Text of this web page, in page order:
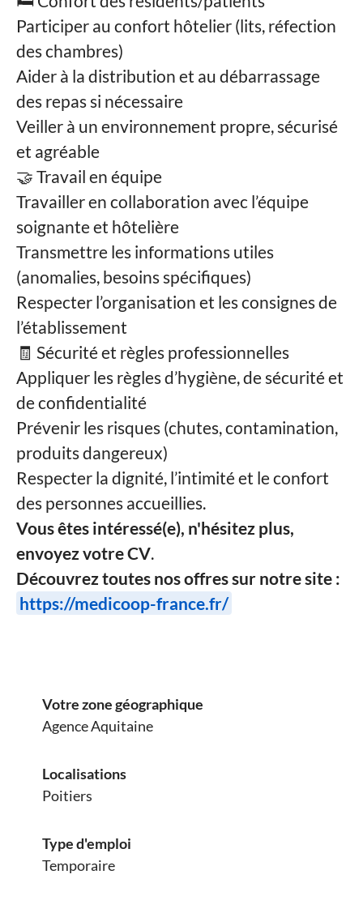
Participer au confort hôtelier (lits, réfection
des chambres)
Aider à la distribution et au débarrassage
des repas si nécessaire
Veiller à un environnement propre, sécurisé
et agréable
🤝 Travail en équipe
Travailler en collaboration avec l’équipe
soignante et hôtelière
Transmettre les informations utiles
(anomalies, besoins spécifiques)
Respecter l’organisation et les consignes de
l’établissement
🧾 Sécurité et règles professionnelles
Appliquer les règles d’hygiène, de sécurité et
de confidentialité
Prévenir les risques (chutes, contamination,
produits dangereux)
Respecter la dignité, l’intimité et le confort
des personnes accueillies.
Vous êtes intéressé(e), n'hésitez plus,
envoyez votre CV.
Découvrez toutes nos offres sur notre site :
https://medicoop-france.fr/
Votre zone géographique
Agence Aquitaine
Localisations
Poitiers
Type d'emploi
Temporaire